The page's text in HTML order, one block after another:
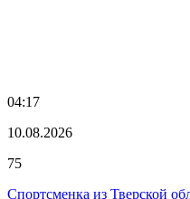
04:17
10.08.2026
75
Спортсменка из Тверской